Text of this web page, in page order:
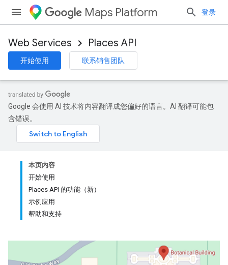
Maps Platform 登录
Web Services Places API
开始使用 联系销售团队
Google 会使用 AI 技术将内容翻译成您偏好的语言。AI 翻译可能包
含错误。
本页内容
开始使用
Places API 的功能（新）
示例应用
帮助和支持